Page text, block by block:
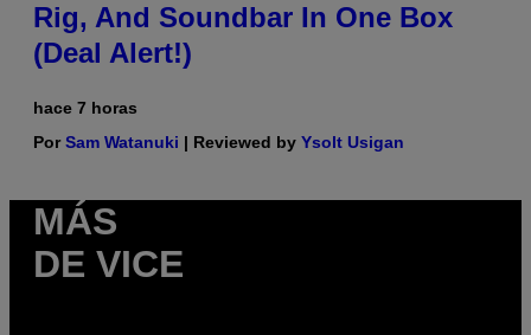
Rig, And Soundbar In One Box
(Deal Alert!)
hace 7 horas
PorSam Watanuki | Reviewed by Ysolt Usigan
MÁS
DE VICE